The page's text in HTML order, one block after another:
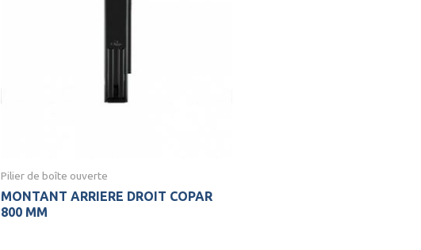
Pilier de boîte ouverte
MONTANT ARRIERE DROIT COPAR
800 MM